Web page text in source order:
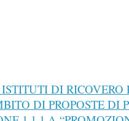
DI RICOVERO
DI PROPOSTE DI